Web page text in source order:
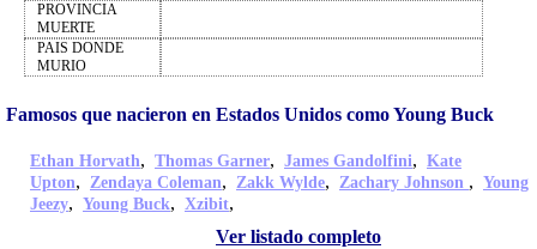
PROVINCIA
MUERTE
PAIS DONDE
MURIO
Famosos que nacieron en Estados Unidos como Young Buck
Ethan Horvath, Thomas Garner, James Gandolfini, Kate
Upton, Zendaya Coleman, Zakk Wylde, Zachary Johnson , Young
Jeezy, Young Buck, Xzibit,
Ver listado completo